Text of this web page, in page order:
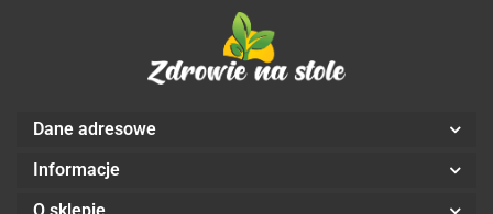
Dane adresowe
Informacje